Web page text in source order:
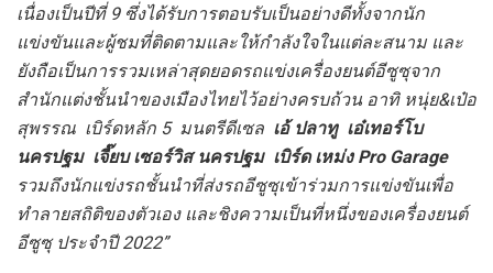
เนื่องเป็นปีที่ 9 ซึ่งได้รับการตอบรับเป็นอย่างดีทั้งจากนัก
แข่งขันและผู้ชมที่ติดตามและให้กำลังใจในแต่ละสนาม และ
ยังถือเป็นการรวมเหล่าสุดยอดรถแข่งเครื่องยนต์อีซูซุจาก
สำนักแต่งชั้นนำของเมืองไทยไว้อย่างครบถ้วน อาทิ หนุ่ย&เป๋อ
สุพรรณ เบิร์ดหลัก 5 มนตรีดีเซล เอ้ ปลาทู เอ๋เทอร์โบ
นครปฐม เจี๊ยบ เซอร์วิส นครปฐม เบิร์ด เหม่ง Pro Garage
รวมถึงนักแข่งรถชั้นนำที่ส่งรถอีซูซุเข้าร่วมการแข่งขันเพื่อ
ทำลายสถิติของตัวเอง และชิงความเป็นที่หนึ่งของเครื่องยนต์
อีซูซุ ประจำปี 2022”